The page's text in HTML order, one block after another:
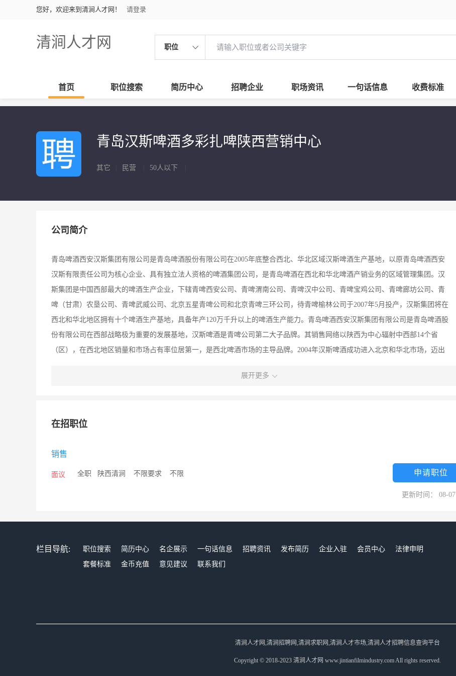
您好，欢迎来到清涧人才网！ 请登录
清涧人才网 职位
首页 职位搜索 简历中心 招聘企业 职场资讯 一句话信息 收费标准
青岛汉斯啤酒多彩扎啤陕西营销中心
其它 民营 50人以下
公司简介
青岛啤酒西安汉斯集团有限公司是青岛啤酒股份有限公司在2005年底整合西北、华北区域汉斯啤酒生产基地，以原青岛啤酒西安
汉斯有限责任公司为核心企业、具有独立法人资格的啤酒集团公司，是青岛啤酒在西北和华北啤酒产销业务的区域管理集团。汉
斯集团是中国西部最大的啤酒生产企业，下辖青啤西安公司、青啤渭南公司、青啤汉中公司、青啤宝鸡公司、青啤廊坊公司、青
啤（甘肃）农垦公司、青啤武威公司、北京五星青啤公司和北京青啤三环公司，待青啤榆林公司于2007年5月投产，汉斯集团将在
西北和华北地区拥有十个啤酒生产基地，具备年产120万千升以上的啤酒生产能力。青岛啤酒西安汉斯集团有限公司是青岛啤酒股
份有限公司在西部战略极为重要的发展基地，汉斯啤酒是青啤公司第二大子品牌。其销售网络以陕西为中心辐射中西部14个省
（区），在西北地区销量和市场占有率位居第一，是西北啤酒市场的主导品牌。2004年汉斯啤酒成功进入北京和华北市场，迈出
研究报告，汉斯啤酒品牌价值已达22。39亿元，入选全国最有价值的品牌行列。青岛汉斯啤酒音乐美食花园是青岛啤酒（西安汉
统，环境优雅、绿草青青、夜色迷人、音乐动人、美酒醉人、美食诱人。公司凭借青岛啤酒的品牌优势、纯生扎啤的独特品类和
供了一种新的低投入创业模式，为广大群众提供一个消夏纳凉、沟通交流、享受娱乐美食的休闲场所，为广大投资者提供了一个
独特的商业平台，颠覆传统小吃排挡经营模式，保证商户利润最大化，打造具有中国特色的户外餐饮第一品牌！
展开更多
在招职位
销售
面议 全职 陕西清涧 不限要求 不限 申请职位
更新时间： 08-07
栏目导航: 职位搜索 简历中心 名企展示 一句话信息 招聘资讯 发布简历 企业入驻 会员中心
法律申明
套餐标准
金币充值 意见建议 联系我们
清涧人才网,清涧招聘网,清涧求职网,清涧人才市场,清涧人才招聘信息查询平台
Copyright © 2018-2023 清涧人才网 www.jintianfilmindustry.com All rights reserved.